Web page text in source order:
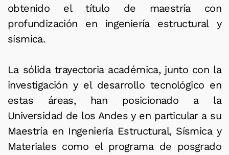
obtenido el título de maestría con
profundización en ingeniería estructural y
sísmica.
La sólida trayectoria académica, junto con la
investigación y el desarrollo tecnológico en
estas áreas, han posicionado a la
Universidad de los Andes y en particular a su
Maestría en Ingeniería Estructural, Sísmica y
Materiales como el programa de posgrado